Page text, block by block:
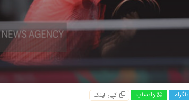
تلگرام واتساپ کپی لینک